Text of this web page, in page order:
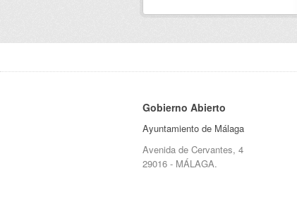
Gobierno Abierto
Ayuntamiento de Málaga
Avenida de Cervantes, 4
29016 - MÁLAGA.